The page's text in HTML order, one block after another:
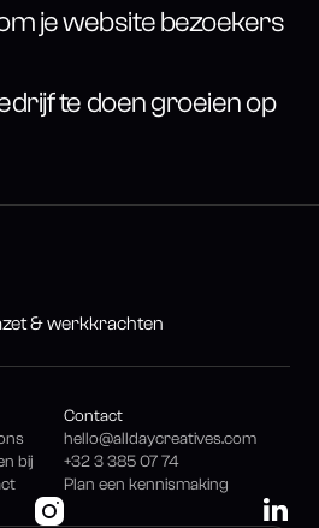
je website bezoekers
te doen groeien op
& werkkrachten
bij
Contact
hello@alldaycreatives.com
+32 3 385 07 74
Plan een kennismaking